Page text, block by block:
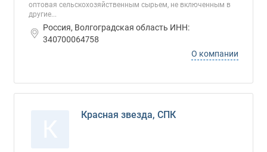
оптовая сельскохозяйственным сырьем, не включенным в
другие...
Россия, Волгоградская область ИНН:
340700064758
О компании
Красная звезда, СПК